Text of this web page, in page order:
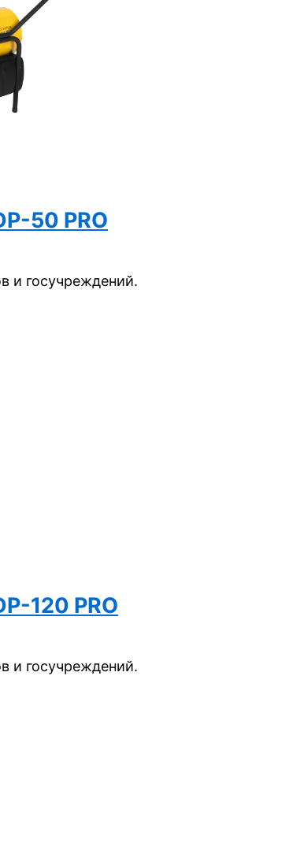
50 PRO
и госучреждений.
120 PRO
и госучреждений.